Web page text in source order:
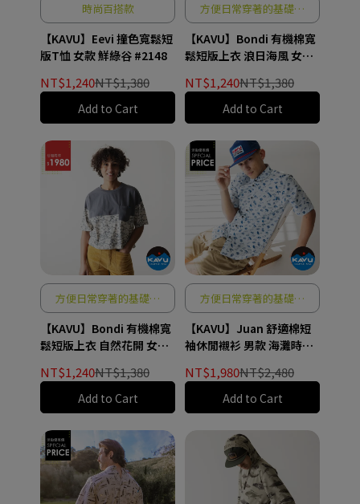
時尚百搭款
【KAVU】Eevi 撞色寬鬆短
版T恤 女款 鮮綠谷 #2148
NT$1,240NT$1,380
Add to Cart
方便日常穿著的基礎單
品
【KAVU】Bondi 有機棉寬
鬆短版上衣 浪日海風 女款
NT$1,240NT$1,380
Add to Cart
方便日常穿著的基礎單
品
【KAVU】Bondi 有機棉寬
鬆短版上衣 自然花開 女款
NT$1,240NT$1,380
Add to Cart
方便日常穿著的基礎單
品
【KAVU】Juan 舒適棉短
袖休閒襯衫 男款 海灘時光
NT$1,980NT$2,480
Add to Cart